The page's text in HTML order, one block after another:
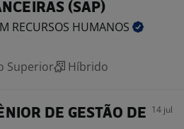
(SAP)
RECURSOS HUMANOS
Superior Híbrido
DE GESTÃO DE 14 jul